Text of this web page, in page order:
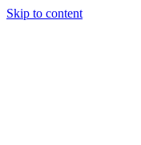
Skip to content